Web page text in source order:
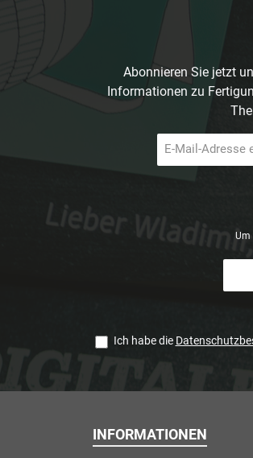
Abonnieren Sie jetzt
Informationen zu
Mail-
Adresse
Um
Ich habe die
INFORMATIONEN